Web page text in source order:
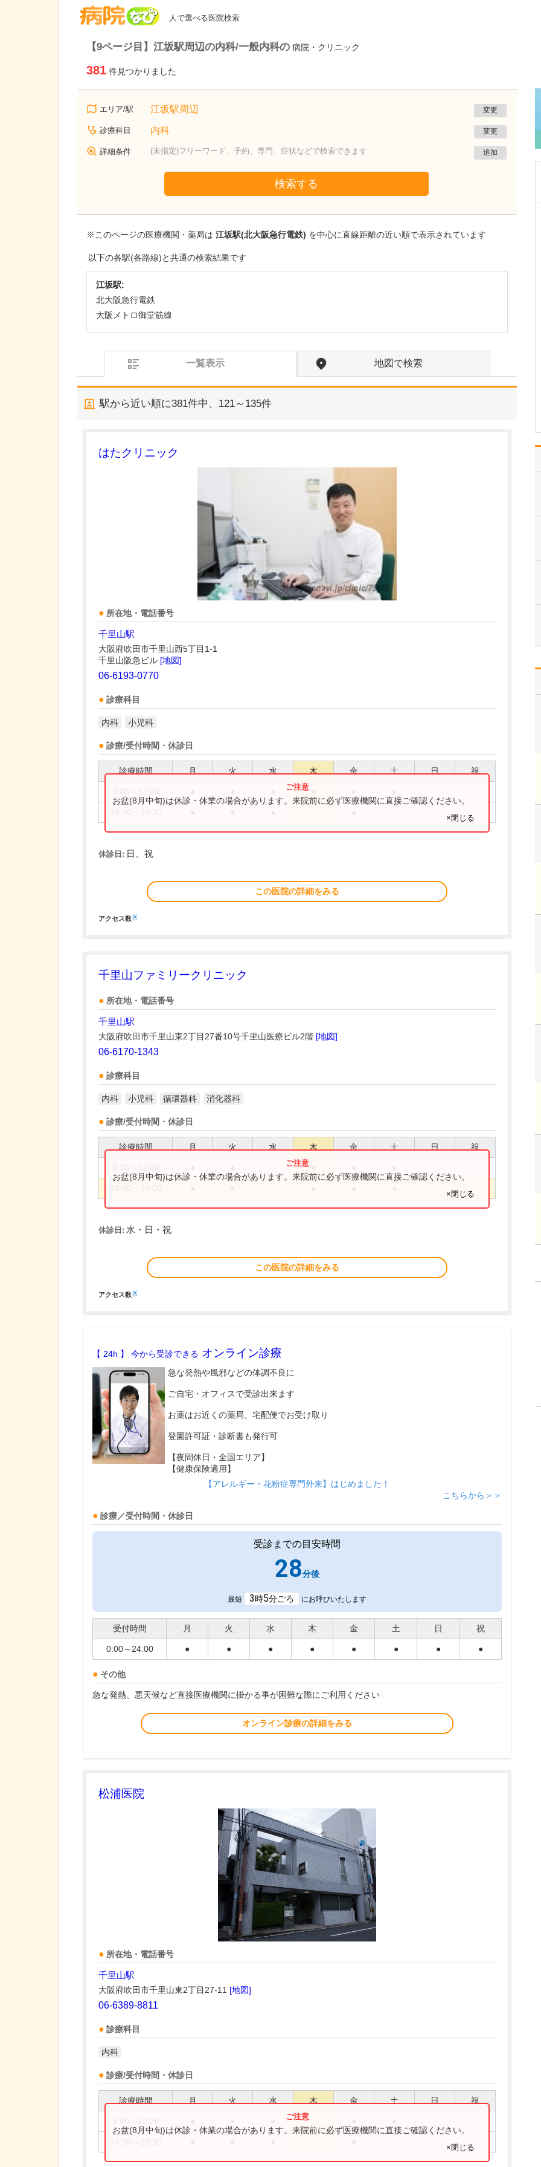
人で選べる医院検索
【9ページ目】江坂駅周辺の内科/一般内科の 病院・クリニック
381 件見つかりました
エリア/駅 江坂駅周辺 変更
診療科目 内科 変更
詳細条件 (未指定)フリーワード、予約、専門、症状などで検索できます 追加
検索する
※このページの医療機関・薬局は 江坂駅(北大阪急行電鉄) を中心に直線距離の近い順で表示されています
以下の各駅(各路線)と共通の検索結果です
江坂駅:
北大阪急行電鉄
大阪メトロ御堂筋線
一覧表示 地図で検索
駅から近い順に381件中、 121～135件
はたクリニック
所在地・電話番号
千里山駅
大阪府吹田市千里山西5丁目1-1
千里山阪急ビル [地図]
06-6193-0770
診療科目
内科 小児科
診療/受付時間・休診日
診療時間 月 火 水 木 金 土 日 祝
お盆(8月中旬)は休診・休業の場合があります。来院前に必ず医療機関に直接ご確認ください。
×閉じる
休診日: 日、祝
この医院の詳細をみる
アクセス数※
千里山ファミリークリニック
所在地・電話番号
千里山駅
大阪府吹田市千里山東2丁目27番10号千里山医療ビル2階 [地図]
06-6170-1343
診療科目
内科 小児科 循環器科 消化器科
診療/受付時間・休診日
診療時間 月 火 水 木 金 土 日 祝
お盆(8月中旬)は休診・休業の場合があります。来院前に必ず医療機関に直接ご確認ください。
×閉じる
休診日: 水・日・祝
この医院の詳細をみる
アクセス数※
【 24h 】 今から受診できる オンライン診療
急な発熱や風邪などの体調不良に
ご自宅・オフィスで受診出来ます
お薬はお近くの薬局、宅配便でお受け取り
登園許可証・診断書も発行可
【夜間休日・全国エリア】
【健康保険適用】
【アレルギー・花粉症専門外来】はじめました！
こちらから＞＞
診療／受付時間・休診日
受診までの目安時間
28分後
最短 3時5分ごろ にお呼びいたします
受付時間 月 火 水 木 金 土 日 祝
0:00～24:00 ● ● ● ● ● ● ● ●
その他
急な発熱、悪天候など直接医療機関に掛かる事が困難な際にご利用ください
オンライン診療の詳細をみる
松浦医院
所在地・電話番号
千里山駅
大阪府吹田市千里山東2丁目27-11 [地図]
06-6389-8811
診療科目
内科
診療/受付時間・休診日
診療時間 月 火 水 木 金 土 日 祝
お盆(8月中旬)は休診・休業の場合があります。来院前に必ず医療機関に直接ご確認ください。
×閉じる
東京都八王子市
八王子内科・消化器内科クリニック
ください。
うな生活面や心の状態に
時間をかけてでも踏み込
され安心。それが私の…